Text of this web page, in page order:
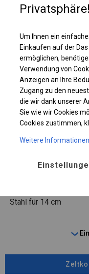
KONSTRUKTION
WINTER
Stahl ca.fi 50 mm
Stahl für 14 cm
Privatsphäre!
Um Ihnen ein
Einkaufen auf der
ermöglichen,
Verwendung von
Anzeigen an Ihre
Zugang zu den
die wir dank unserer
Sie wie wir Cookies
Cookies zustimmen,
Weitere